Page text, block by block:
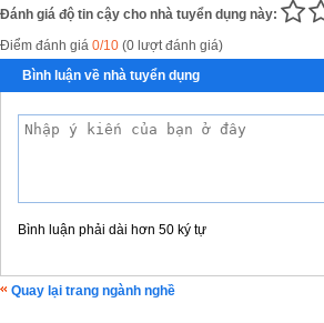
Đánh giá độ tin cậy cho nhà tuyển dụng này:
Điểm đánh giá 0/10 (0 lượt đánh giá)
Bình luận về nhà tuyển dụng
Bình luận phải dài hơn 50 ký tự
Quay lại trang ngành nghề